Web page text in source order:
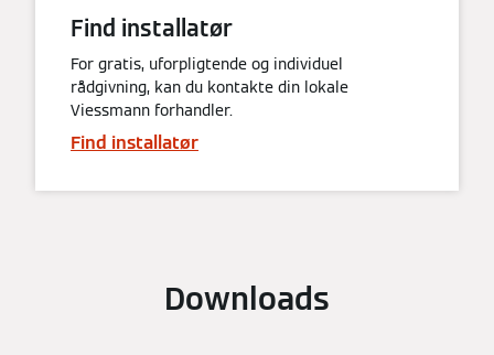
Find installatør
For gratis, uforpligtende og individuel
rådgivning, kan du kontakte din lokale
Viessmann forhandler.
Find installatør
Downloads